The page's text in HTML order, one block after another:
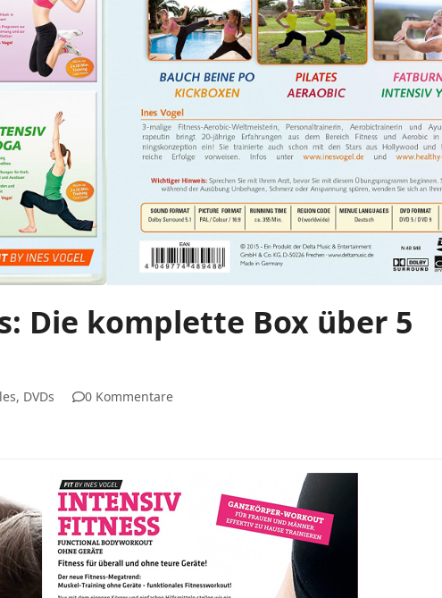
Die komplette Box über 5
, DVDs 0 Kommentare